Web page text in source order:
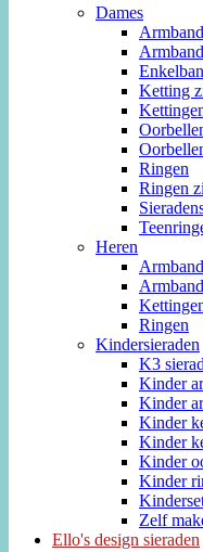
Dames
Ketting
Ringen
Ringen
Heren
Ringen
Kindersieraden
K3
Kinder
Kinder
Kinder
Kinder
Kinder
Kinder
Zelf
Ello's design sieraden